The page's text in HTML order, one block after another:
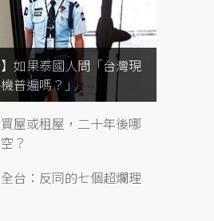
】如果泰國人問「台灣現
普遍嗎？」
買屋或租屋，二十年後哪
？
台：反同的七個超爛理